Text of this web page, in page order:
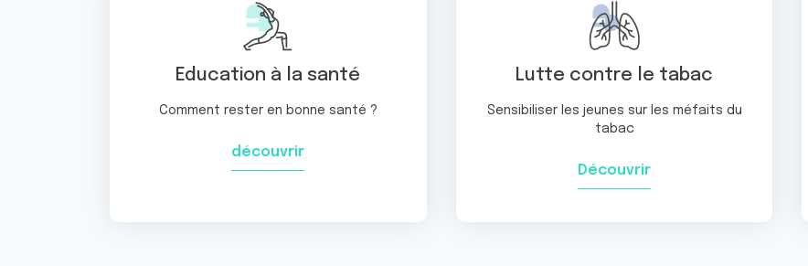
e
e
Education à la santé
Comment rester en bonne santé ?
découvrir
Lutte contre le tabac
Sensibiliser les jeunes sur les méfaits du
tabac
Découvrir